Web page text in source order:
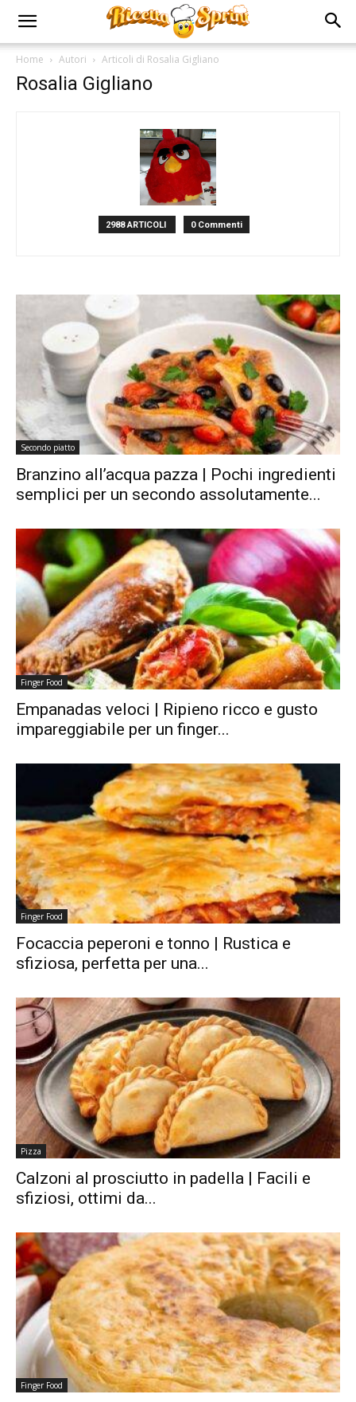
Home Autori Articoli di Rosalia Gigliano
Rosalia Gigliano
2988 ARTICOLI 0 Commenti
Secondo piatto
Branzino all’acqua pazza | Pochi ingredienti
semplici per un secondo assolutamente...
Finger Food
Empanadas veloci | Ripieno ricco e gusto
impareggiabile per un finger...
Finger Food
Focaccia peperoni e tonno | Rustica e
sfiziosa, perfetta per una...
Pizza
Calzoni al prosciutto in padella | Facili e
sfiziosi, ottimi da...
Finger Food